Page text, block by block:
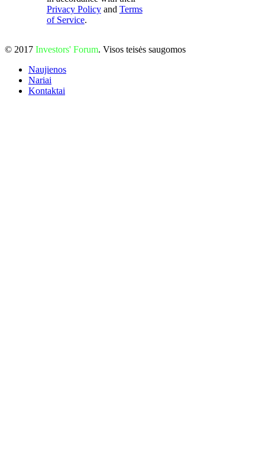
Privacy Policyand Terms
of Service.
© 2017 Investors' Forum. Visos teisės saugomos
Naujienos
Nariai
Kontaktai